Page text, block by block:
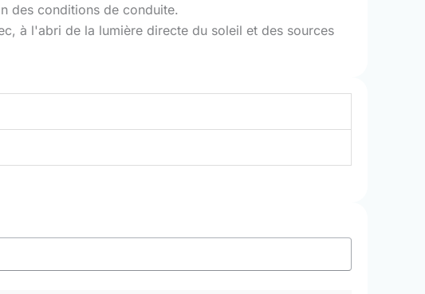
des conditions de conduite.
à l'abri de la lumière directe du soleil et des sources